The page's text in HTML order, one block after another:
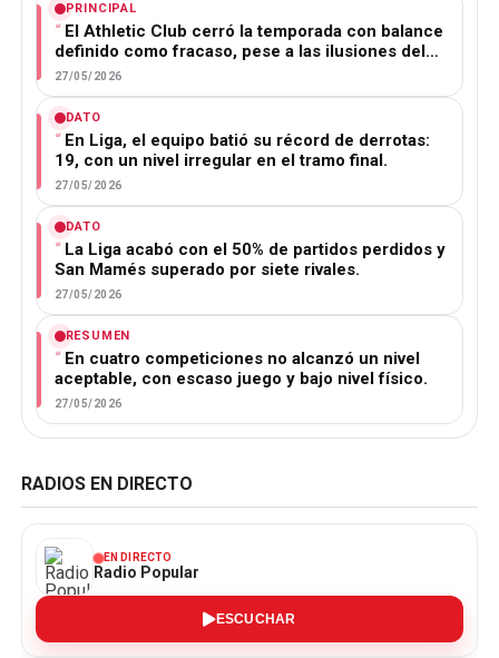
PRINCIPAL
El Athletic Club cerró la temporada con balance
definido como fracaso, pese a las ilusiones del…
27/05/2026
DATO
En Liga, el equipo batió su récord de derrotas:
19, con un nivel irregular en el tramo final.
27/05/2026
DATO
La Liga acabó con el 50% de partidos perdidos y
San Mamés superado por siete rivales.
27/05/2026
RESUMEN
En cuatro competiciones no alcanzó un nivel
aceptable, con escaso juego y bajo nivel físico.
27/05/2026
RADIOS EN DIRECTO
EN DIRECTO
Radio Popular
ESCUCHAR